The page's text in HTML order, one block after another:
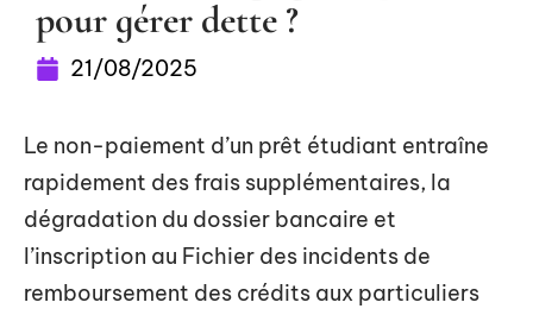
pour gérer dette ?
21/08/2025
Le non-paiement d’un prêt étudiant entraîne
rapidement des frais supplémentaires, la
dégradation du dossier bancaire et
l’inscription au Fichier des incidents de
remboursement des crédits aux particuliers